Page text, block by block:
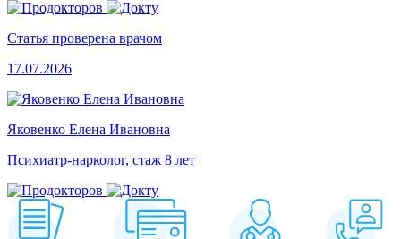
Статья проверена врачом
17.07.2026
Яковенко Елена Ивановна
Психиатр-нарколог, стаж 8 лет